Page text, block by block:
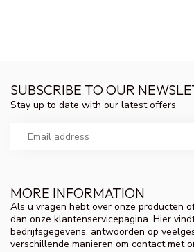
MORE INFORMATION
Als u vragen hebt over onze producten
dan onze klantenservicepagina. Hier
bedrijfsgegevens, antwoorden op
verschillende manieren om contact met
SUBSCRIBE TO OUR
Stay up to date with our latest offers